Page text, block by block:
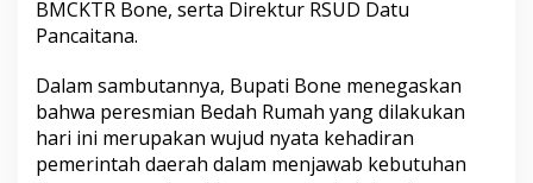
k
a
k
H
u
n
BMCKTR Bone, serta Direktur RSUD Datu
Pancaitana.
Dalam sambutannya, Bupati Bone menegaskan
bahwa peresmian Bedah Rumah yang dilakukan
hari ini merupakan wujud nyata kehadiran
pemerintah daerah dalam menjawab kebutuhan